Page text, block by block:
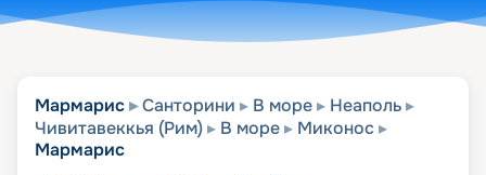
Мармарис Санторини В море
Неаполь
Чивитавеккья (Рим)
В море
Миконос
Мармарис